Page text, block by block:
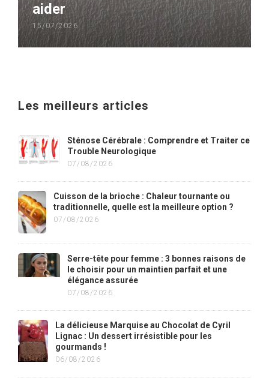
aider
15/07/2026
Les meilleurs articles
Sténose Cérébrale : Comprendre et Traiter ce
Trouble Neurologique
07/08/2026
Cuisson de la brioche : Chaleur tournante ou
traditionnelle, quelle est la meilleure option ?
07/08/2026
Serre-tête pour femme : 3 bonnes raisons de
le choisir pour un maintien parfait et une
élégance assurée
07/08/2026
La délicieuse Marquise au Chocolat de Cyril
Lignac : Un dessert irrésistible pour les
gourmands !
06/08/2026